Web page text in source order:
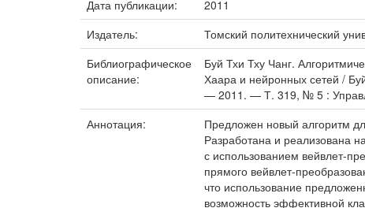
Дата публикации:
2011
Издатель:
Томский политехнический
Библиографическое
описание:
Буй Тхи Тху Чанг.
Хаара и нейронных сетей /
— 2011. — Т. 319, № 5 :
Аннотация:
Предложен новый алгоритм
Разработана и реализована
с использованием вейвлет-
прямого вейвлет-
что использование
возможность эффективной